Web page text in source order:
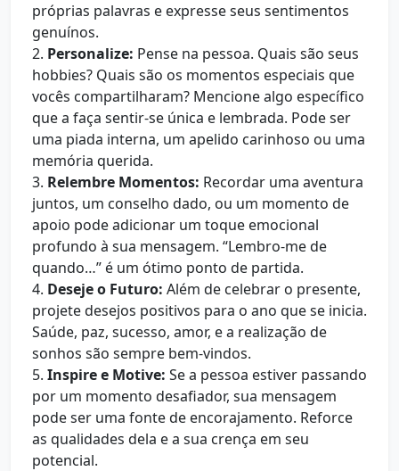
próprias palavras e expresse seus sentimentos
genuínos.
2. Personalize: Pense na pessoa. Quais são seus
hobbies? Quais são os momentos especiais que
vocês compartilharam? Mencione algo específico
que a faça sentir-se única e lembrada. Pode ser
uma piada interna, um apelido carinhoso ou uma
memória querida.
3. Relembre Momentos: Recordar uma aventura
juntos, um conselho dado, ou um momento de
apoio pode adicionar um toque emocional
profundo à sua mensagem. “Lembro-me de
quando…” é um ótimo ponto de partida.
4. Deseje o Futuro: Além de celebrar o presente,
projete desejos positivos para o ano que se inicia.
Saúde, paz, sucesso, amor, e a realização de
sonhos são sempre bem-vindos.
5. Inspire e Motive: Se a pessoa estiver passando
por um momento desafiador, sua mensagem
pode ser uma fonte de encorajamento. Reforce
as qualidades dela e a sua crença em seu
potencial.